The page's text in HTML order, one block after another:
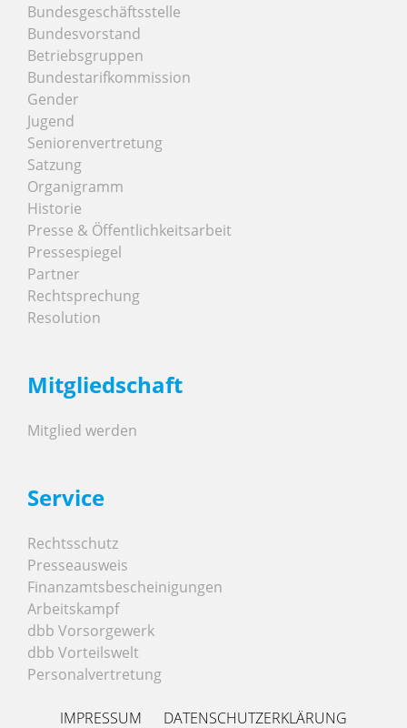
Bundesgeschäftsstelle
Bundesvorstand
Betriebsgruppen
Bundestarifkommission
Gender
Jugend
Seniorenvertretung
Satzung
Organigramm
Historie
Presse & Öffentlichkeitsarbeit
Pressespiegel
Partner
Rechtsprechung
Resolution
Mitgliedschaft
Mitglied werden
Service
Rechtsschutz
Presseausweis
Finanzamtsbescheinigungen
Arbeitskampf
dbb Vorsorgewerk
dbb Vorteilswelt
Personalvertretung
IMPRESSUM DATENSCHUTZERKLÄRUNG